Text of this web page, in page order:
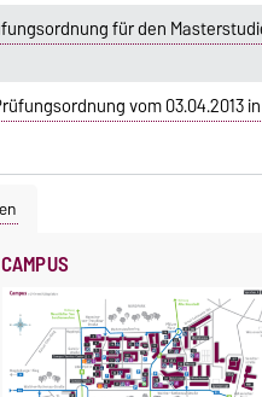
für den
vom 03.04.2013
CAMPUS